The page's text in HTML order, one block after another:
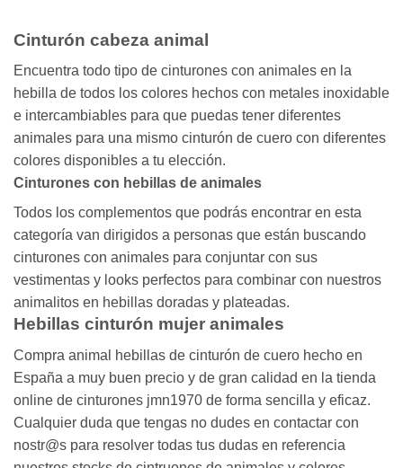
Cinturón cabeza animal
Encuentra todo tipo de cinturones con animales en la
hebilla de todos los colores hechos con metales inoxidable
e intercambiables para que puedas tener diferentes
animales para una mismo cinturón de cuero con diferentes
colores disponibles a tu elección.
Cinturones con hebillas de animales
Todos los complementos que podrás encontrar en esta
categoría van dirigidos a personas que están buscando
cinturones con animales para conjuntar con sus
vestimentas y looks perfectos para combinar con nuestros
animalitos en hebillas doradas y plateadas.
Hebillas cinturón mujer animales
Compra animal hebillas de cinturón de cuero hecho en
España a muy buen precio y de gran calidad en la tienda
online de cinturones jmn1970 de forma sencilla y eficaz.
Cualquier duda que tengas no dudes en contactar con
nostr@s para resolver todas tus dudas en referencia